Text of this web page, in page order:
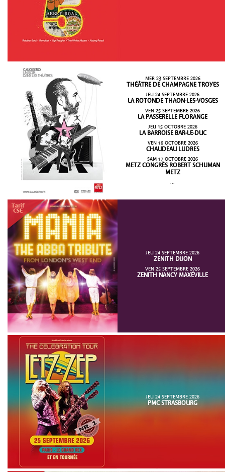
MER 23 SEPTEMBRE 2026
THÉÂTRE DE CHAMPAGNE TROYES
JEU 24 SEPTEMBRE 2026
LA ROTONDE THAON-LES-VOSGES
VEN 25 SEPTEMBRE 2026
LA PASSERELLE FLORANGE
JEU 15 OCTOBRE 2026
LA BARROISE BAR-LE-DUC
VEN 16 OCTOBRE 2026
CHAUDEAU LUDRES
SAM 17 OCTOBRE 2026
METZ CONGRÈS ROBERT SCHUMAN
METZ
JEU 24 SEPTEMBRE 2026
ZENITH DIJON
VEN 25 SEPTEMBRE 2026
ZENITH NANCY MAXÉVILLE
JEU 24 SEPTEMBRE 2026
PMC STRASBOURG